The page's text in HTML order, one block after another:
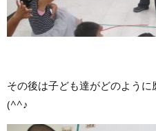
その後は子ども達がどのよう
(^^♪